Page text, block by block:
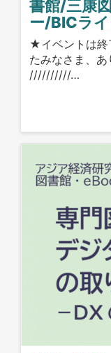
書館/三康
ー/BICライ
★イベントは終
たみなさま、
//////////…